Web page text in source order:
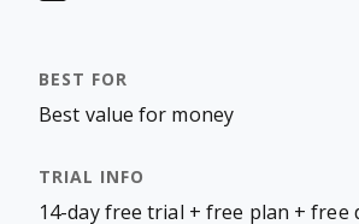
Best value for money
14-day free trial + free plan + free